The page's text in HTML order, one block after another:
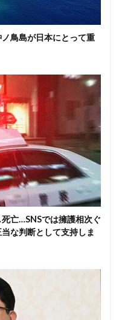
鳥島が日本にとって重
亡…SNSでは擁護相次ぐ
な判断として支持しま